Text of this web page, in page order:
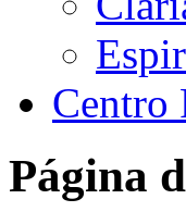
Centro
Página